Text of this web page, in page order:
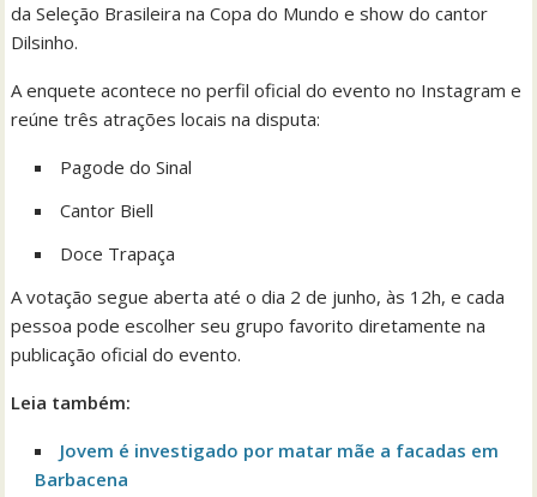
da Seleção Brasileira na Copa do Mundo e show do cantor
Dilsinho.
A enquete acontece no perfil oficial do evento no Instagram e
reúne três atrações locais na disputa:
Pagode do Sinal
Cantor Biell
Doce Trapaça
A votação segue aberta até o dia 2 de junho, às 12h, e cada
pessoa pode escolher seu grupo favorito diretamente na
publicação oficial do evento.
Leia também:
Jovem é investigado por matar mãe a facadas em
Barbacena